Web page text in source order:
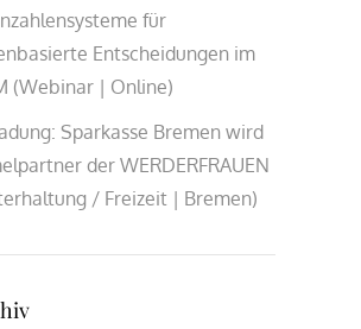
für
Entscheidungen im
(Webinar | Online)
Sparkasse Bremen wird
der WERDERFRAUEN
/ Freizeit | Bremen)